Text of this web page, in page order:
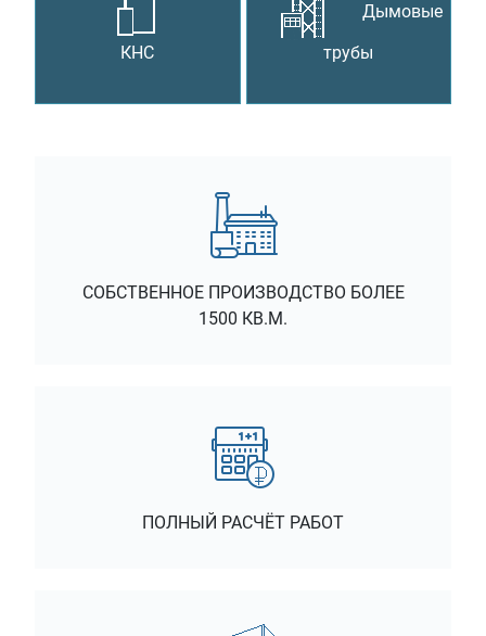
КНС
Дымовые
трубы
СОБСТВЕННОЕ ПРОИЗВОДСТВО БОЛЕЕ
1500 КВ.М.
ПОЛНЫЙ РАСЧЁТ РАБОТ